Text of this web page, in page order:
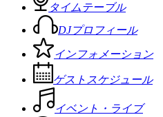
タイムテーブル
DJプロフィール
インフォメーション
ゲストスケジュール
イベント・ライブ